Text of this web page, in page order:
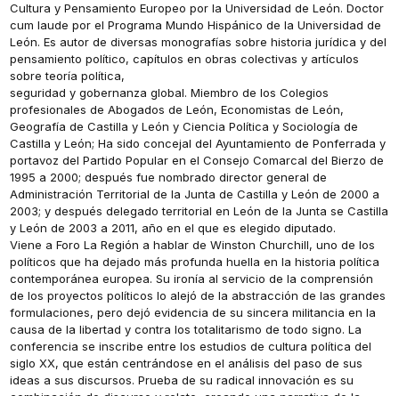
Cultura y Pensamiento Europeo por la Universidad de León. Doctor
cum laude por el Programa Mundo Hispánico de la Universidad de
León. Es autor de diversas monografías sobre historia jurídica y del
pensamiento político, capítulos en obras colectivas y artículos
sobre teoría política,
seguridad y gobernanza global. Miembro de los Colegios
profesionales de Abogados de León, Economistas de León,
Geografía de Castilla y León y Ciencia Política y Sociología de
Castilla y León; Ha sido concejal del Ayuntamiento de Ponferrada y
portavoz del Partido Popular en el Consejo Comarcal del Bierzo de
1995 a 2000; después fue nombrado director general de
Administración Territorial de la Junta de Castilla y León de 2000 a
2003; y después delegado territorial en León de la Junta se Castilla
y León de 2003 a 2011, año en el que es elegido diputado.
Viene a Foro La Región a hablar de Winston Churchill, uno de los
políticos que ha dejado más profunda huella en la historia política
contemporánea europea. Su ironía al servicio de la comprensión
de los proyectos políticos lo alejó de la abstracción de las grandes
formulaciones, pero dejó evidencia de su sincera militancia en la
causa de la libertad y contra los totalitarismo de todo signo. La
conferencia se inscribe entre los estudios de cultura política del
siglo XX, que están centrándose en el análisis del paso de sus
ideas a sus discursos. Prueba de su radical innovación es su